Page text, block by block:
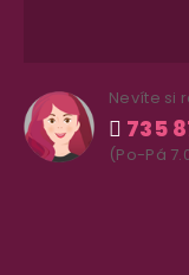
Nevíte si
735
(Po-Pá